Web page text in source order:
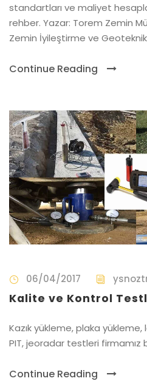
standartları ve maliyet
rehber. Yazar: Torem Zemin
Zemin İyileştirme ve
Continue Reading
06/04/2017
Kalite ve Kontrol
Kazık yükleme, plaka
PIT, jeoradar testleri firmamız
Continue Reading